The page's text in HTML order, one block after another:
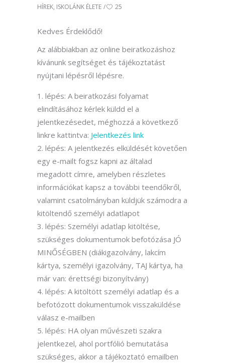
HÍREK, ISKOLÁNK ÉLETE 25
Kedves Érdeklődő!
Az alábbiakban az online beiratkozáshoz
kívánunk segítséget és tájékoztatást
nyújtani lépésről lépésre.
lépés: A beiratkozási folyamat
elindításához kérlek küldd el a
jelentkezésedet, méghozzá a következő
linkre kattintva: Jelentkezés link
lépés: A jelentkezés elküldését követően
egy e-mailt fogsz kapni az általad
megadott címre, amelyben részletes
információkat kapsz a további teendőkről,
valamint csatolmányban küldjük számodra a
kitöltendő személyi adatlapot
lépés: Személyi adatlap kitöltése,
szükséges dokumentumok befotózása JÓ
MINŐSÉGBEN (diákigazolvány, lakcím
kártya, személyi igazolvány, TAJ kártya, ha
már van: érettségi bizonyítvány)
lépés: A kitöltött személyi adatlap és a
befotózott dokumentumok visszaküldése
válasz e-mailben
lépés: HA olyan művészeti szakra
jelentkezel, ahol portfólió bemutatása
szükséges, akkor a tájékoztató emailben